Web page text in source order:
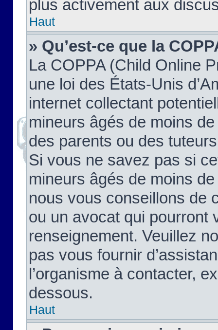
plus activement aux
Haut
» Qu’est-ce que la
La COPPA (Child Online
une loi des États-Unis
internet collectant
mineurs âgés de moins
des parents ou des
Si vous ne savez pas si
mineurs âgés de moins
nous vous conseillons de
ou un avocat qui pourront
renseignement. Veuillez
pas vous fournir
l’organisme à contacter,
dessous.
Haut